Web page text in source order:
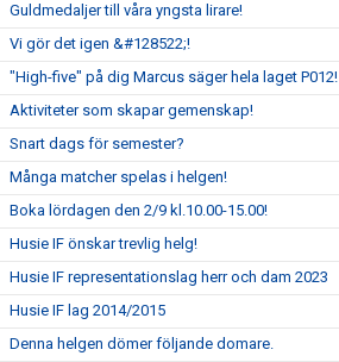
Guldmedaljer till våra yngsta lirare!
Vi gör det igen &#128522;!
"High-five" på dig Marcus säger hela laget P012!
Aktiviteter som skapar gemenskap!
Snart dags för semester?
Många matcher spelas i helgen!
Boka lördagen den 2/9 kl.10.00-15.00!
Husie IF önskar trevlig helg!
Husie IF representationslag herr och dam 2023
Husie IF lag 2014/2015
Denna helgen dömer följande domare.